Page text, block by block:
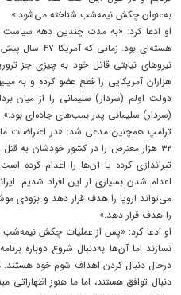
به‌عنوان چکش نیمه‌شب شناخته می‌شود.»
او ادعا کرد: «به مدت چندین دهه سیاست
هسته‌ای بود.
نیروهای نیابتی قاتل خود به چیزی جز
هزاران آمریکایی را قطع عضو کرده‌ و به
دولت اولم (سردار) سلیمانی را از میان
(سردار) سلیمانی پدر بمب‌های جاده‌ای بود.»
ترامپ هم‌چنین مدعی شد: «در اعتراضات
۳۲ هزار معترض را در کشور خودشان به
تیراندازی کرده یا آن‌ها را اعدام کرده
اعدام شدن بسیاری از این افراد شدیم.
می‌تواند اروپا را هدف قرار دهد و بزودی
را هدف قرار دهد.»
او ادعا کرد: «پس از عملیات چکش
نسازند اما آن‌ها به‌دنبال شروع دوباره
درحال دنبال کردن اهداف شوم خود هستند.
دنبال توافق هستند، اما ما هنوز اظهاراتی